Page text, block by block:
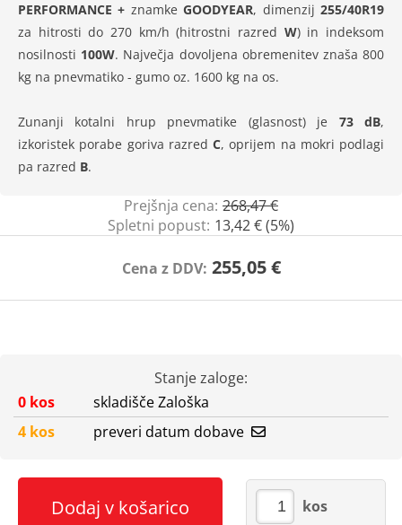
PERFORMANCE + znamkeGOODYEAR, dimenzij255/40R19
za hitrosti do 270 km/h (hitrostni razred W) in indeksom
nosilnosti 100W. Največja dovoljena obremenitev znaša 800
kg na pnevmatiko - gumo oz. 1600 kg na os.
Zunanji kotalni hrup pnevmatike (glasnost) je 73 dB,
izkoristek porabe goriva razred C, oprijem na mokri podlagi
pa razred B.
Prejšnja cena: 268,47 €
Spletni popust: 13,42 € (5%)
Cena z DDV: 255,05 €
Stanje zaloge:
0 kos
skladišče Zaloška
4 kos
preveri datum dobave
Dodaj v košarico kos